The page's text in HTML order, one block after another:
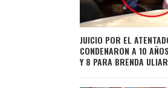
JUICIO POR EL
CONDENARON A 10
Y 8 PARA BRENDA